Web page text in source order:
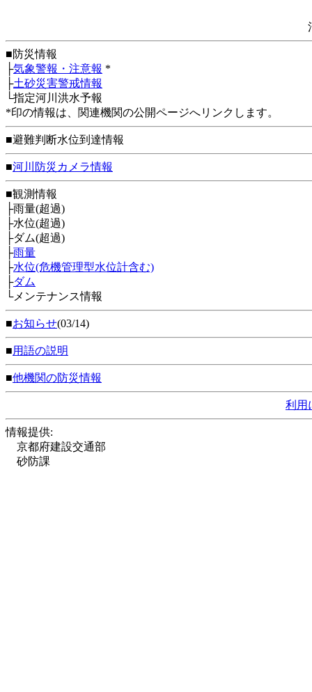
■防災情報
├気象警報・注意報 *
├土砂災害警戒情報
└指定河川洪水予報
*印の情報は、関連機関の公開ページへリンクします。
■避難判断水位到達情報
■河川防災カメラ情報
■観測情報
├雨量(超過)
├水位(超過)
├ダム(超過)
├雨量
├水位(危機管理型水位計含む)
├ダム
└メンテナンス情報
■お知らせ(03/14)
■用語の説明
■他機関の防災情報
利用
情報提供:
京都府建設交通部
砂防課